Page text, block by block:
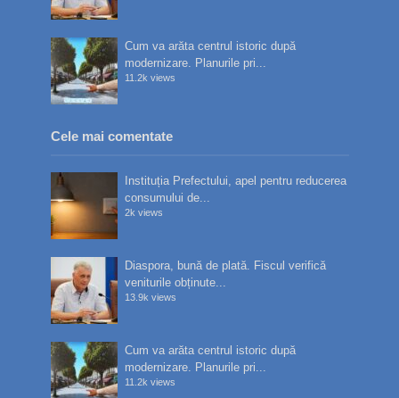
Cum va arăta centrul istoric după
modernizare. Planurile pri...
11.2k views
Cele mai comentate
Instituția Prefectului, apel pentru reducerea
consumului de...
2k views
Diaspora, bună de plată. Fiscul verifică
veniturile obținute...
13.9k views
Cum va arăta centrul istoric după
modernizare. Planurile pri...
11.2k views